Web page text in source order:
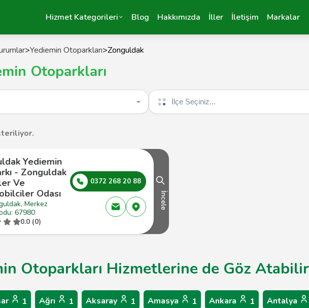
Hizmet Kategorileri Blog Hakkımızda İller İletişim Markalar
>Yediemin Otoparkları>Zonguldak
Otoparkları
İlçe seçin
Yediemin
- Zonguldak
Ve
Odası
Merkez
67980
0.0 (0)
0372 268 20 88
İncele
Otoparkları Hizmetlerine de Göz
1 Ağrı 1 Aksaray 1 Amasya 1 Ankara 1 Antalya